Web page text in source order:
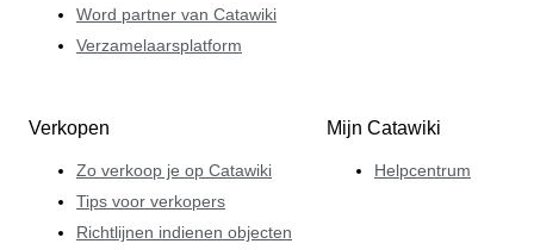
Word partner van Catawiki
Verzamelaarsplatform
Verkopen
Zo verkoop je op Catawiki
Tips voor verkopers
Richtlijnen indienen objecten
Mijn Catawiki
Helpcentrum